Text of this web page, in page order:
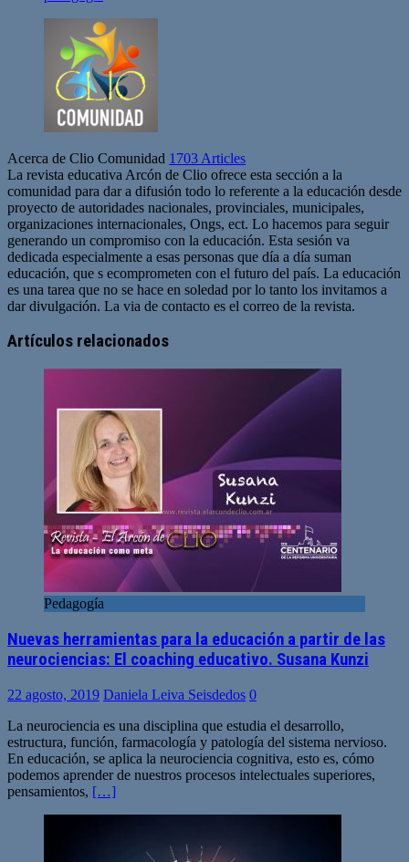
Acerca de Clio Comunidad 1703 Articles
La revista educativa Arcón de Clio ofrece esta sección a la
comunidad para dar a difusión todo lo referente a la educación desde
proyecto de autoridades nacionales, provinciales, municipales,
organizaciones internacionales, Ongs, ect. Lo hacemos para seguir
generando un compromiso con la educación. Esta sesión va
dedicada especialmente a esas personas que día a día suman
educación, que s ecomprometen con el futuro del país. La educación
es una tarea que no se hace en soledad por lo tanto los invitamos a
dar divulgación. La via de contacto es el correo de la revista.
web
Artículos relacionados
Pedagogía
Nuevas herramientas para la educación a partir de las
neurociencias: El coaching educativo. Susana Kunzi
22 agosto, 2019 Daniela Leiva Seisdedos 0
La neurociencia es una disciplina que estudia el desarrollo,
estructura, función, farmacología y patología del sistema nervioso.
En educación, se aplica la neurociencia cognitiva, esto es, cómo
podemos aprender de nuestros procesos intelectuales superiores,
pensamientos, […]